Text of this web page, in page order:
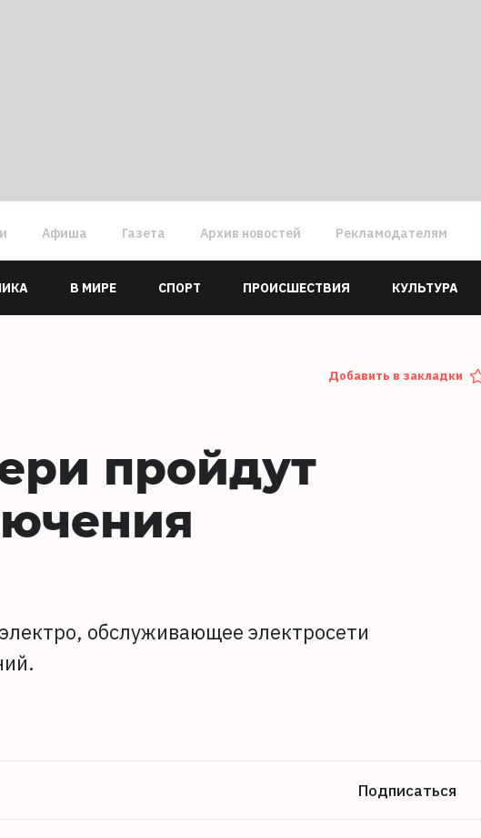
Афиша Газета Архив новостей Рекламодателям
В МИРЕ СПОРТ ПРОИСШЕСТВИЯ КУЛЬТУРА
Добавить в закладки
пройдут
обслуживающее электросети
Подписаться